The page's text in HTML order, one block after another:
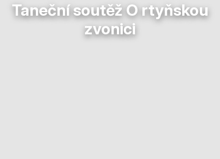
Taneční soutěž O rtyňskou
zvonici